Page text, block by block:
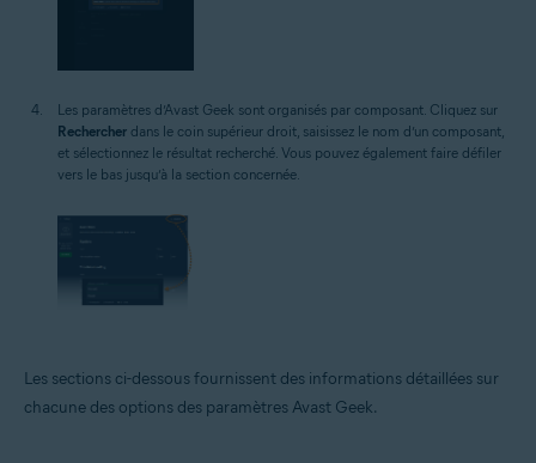
Les paramètres d’Avast Geek sont organisés par composant. Cliquez sur
Rechercher dans le coin supérieur droit, saisissez le nom d’un composant,
et sélectionnez le résultat recherché. Vous pouvez également faire défiler
vers le bas jusqu’à la section concernée.
Les sections ci-dessous fournissent des informations détaillées sur
chacune des options des paramètres Avast Geek.